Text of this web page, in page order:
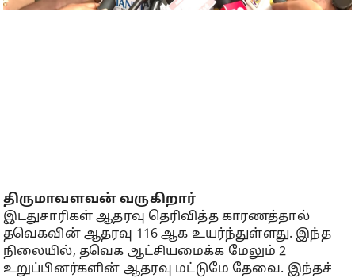
திருமாவளவன் வருகிறார்
இடதுசாரிகள் ஆதரவு தெரிவித்த காரணத்தால்
தவெகவின் ஆதரவு 116 ஆக உயர்ந்துள்ளது. இந்த
நிலையில், தவெக ஆட்சியமைக்க மேலும் 2
உறுப்பினர்களின் ஆதரவு மட்டுமே தேவை. இந்தச்